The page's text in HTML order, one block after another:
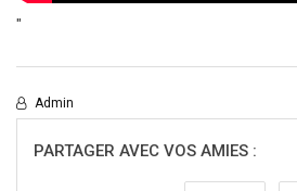
"
Admin
PARTAGER AVEC VOS AMIES :